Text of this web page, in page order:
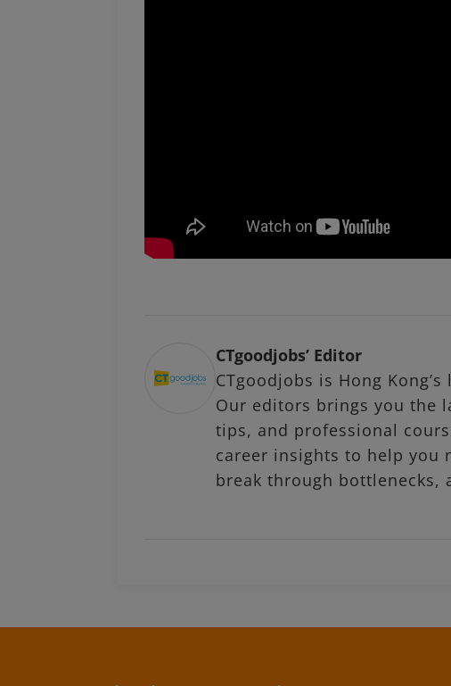
CTgoodjobs’ Editor
CTgoodjobs is Hong
Our editors brings you the
tips, and professional
career insights to help you
break through bottlenecks,